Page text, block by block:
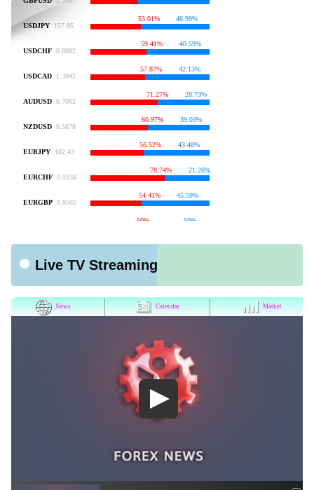
Live TV Streaming